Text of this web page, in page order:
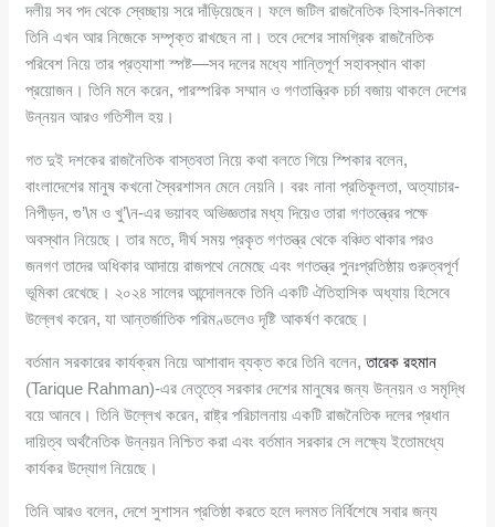
দলীয় সব পদ থেকে স্বেচ্ছায় সরে দাঁড়িয়েছেন। ফলে জটিল রাজনৈতিক হিসাব-নিকাশে
তিনি এখন আর নিজেকে সম্পৃক্ত রাখছেন না। তবে দেশের সামগ্রিক রাজনৈতিক
পরিবেশ নিয়ে তার প্রত্যাশা স্পষ্ট—সব দলের মধ্যে শান্তিপূর্ণ সহাবস্থান থাকা
প্রয়োজন। তিনি মনে করেন, পারস্পরিক সম্মান ও গণতান্ত্রিক চর্চা বজায় থাকলে দেশের
উন্নয়ন আরও গতিশীল হয়।
গত দুই দশকের রাজনৈতিক বাস্তবতা নিয়ে কথা বলতে গিয়ে স্পিকার বলেন,
বাংলাদেশের মানুষ কখনো স্বৈরশাসন মেনে নেয়নি। বরং নানা প্রতিকূলতা, অত্যাচার-
নিপীড়ন, গু’\ম ও খু’\ন-এর ভয়াবহ অভিজ্ঞতার মধ্য দিয়েও তারা গণতন্ত্রের পক্ষে
অবস্থান নিয়েছে। তার মতে, দীর্ঘ সময় প্রকৃত গণতন্ত্র থেকে বঞ্চিত থাকার পরও
জনগণ তাদের অধিকার আদায়ে রাজপথে নেমেছে এবং গণতন্ত্র পুনঃপ্রতিষ্ঠায় গুরুত্বপূর্ণ
ভূমিকা রেখেছে। ২০২৪ সালের আন্দোলনকে তিনি একটি ঐতিহাসিক অধ্যায় হিসেবে
উল্লেখ করেন, যা আন্তর্জাতিক পরিমণ্ডলেও দৃষ্টি আকর্ষণ করেছে।
বর্তমান সরকারের কার্যক্রম নিয়ে আশাবাদ ব্যক্ত করে তিনি বলেন,তারেক রহমান
(Tarique Rahman)-এর নেতৃত্বে সরকার দেশের মানুষের জন্য উন্নয়ন ও সমৃদ্ধি
বয়ে আনবে। তিনি উল্লেখ করেন, রাষ্ট্র পরিচালনায় একটি রাজনৈতিক দলের প্রধান
দায়িত্ব অর্থনৈতিক উন্নয়ন নিশ্চিত করা এবং বর্তমান সরকার সে লক্ষ্যে ইতোমধ্যে
কার্যকর উদ্যোগ নিয়েছে।
তিনি আরও বলেন, দেশে সুশাসন প্রতিষ্ঠা করতে হলে দলমত নির্বিশেষে সবার জন্য